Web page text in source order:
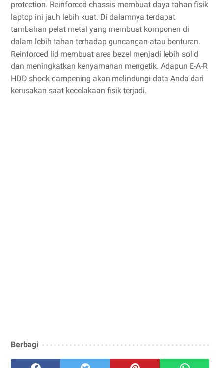
protection. Reinforced chassis membuat daya tahan fisik
laptop ini jauh lebih kuat. Di dalamnya terdapat
tambahan pelat metal yang membuat komponen di
dalam lebih tahan terhadap guncangan atau benturan.
Reinforced lid membuat area bezel menjadi lebih solid
dan meningkatkan kenyamanan mengetik. Adapun E-A-R
HDD shock dampening akan melindungi data Anda dari
kerusakan saat kecelakaan fisik terjadi.
Berbagi